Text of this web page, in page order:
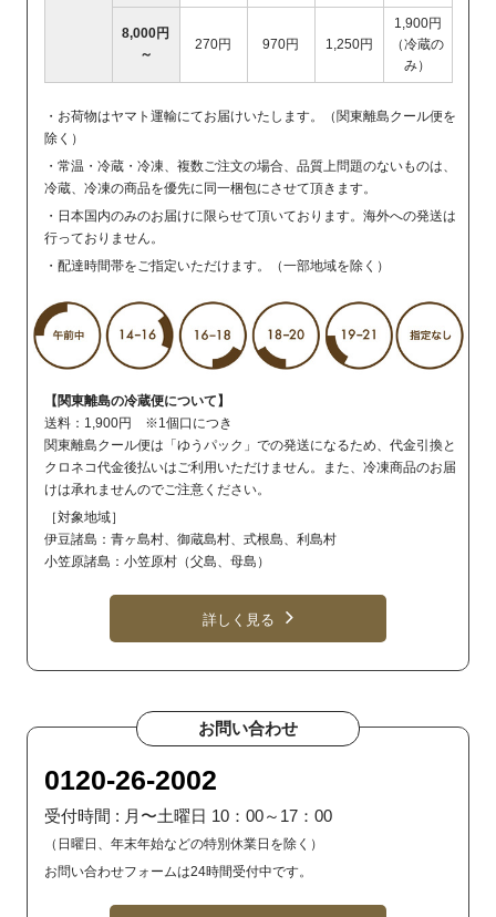
8,000円
～
270円 970円 1,250円
1,900円
（冷蔵の
み）
・お荷物はヤマト運輸にてお届けいたします。（関東離島クール便を
除く）
・常温・冷蔵・冷凍、複数ご注文の場合、品質上問題のないものは、
冷蔵、冷凍の商品を優先に同一梱包にさせて頂きます。
・日本国内のみのお届けに限らせて頂いております。海外への発送は
行っておりません。
・配達時間帯をご指定いただけます。（一部地域を除く）
【関東離島の冷蔵便について】
送料：1,900円 ※1個口につき
関東離島クール便は「ゆうパック」での発送になるため、代金引換と
クロネコ代金後払いはご利用いただけません。また、冷凍商品のお届
けは承れませんのでご注意ください。
［対象地域］
伊豆諸島：青ヶ島村、御蔵島村、式根島、利島村
小笠原諸島：小笠原村（父島、母島）
詳しく見る
お問い合わせ
0120-26-2002
受付時間 : 月〜土曜日 10：00～17：00
（日曜日、年末年始などの特別休業日を除く）
お問い合わせフォームは24時間受付中です。